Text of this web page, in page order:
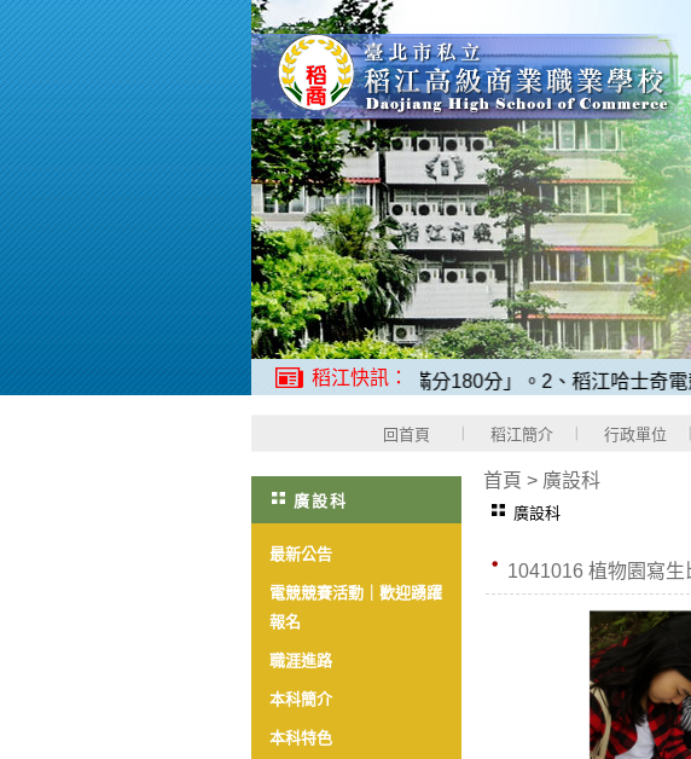
稻江快訊：
，2025年日本語能力測驗「N1中考取滿分180分」。2、稻江哈士奇電競校隊
回首頁 稻江簡介 行政單位
廣設科
最新公告
電競競賽活動｜歡迎踴躍
報名
職涯進路
本科簡介
本科特色
首頁 > 廣設科
廣設科
1041016 植物園寫生